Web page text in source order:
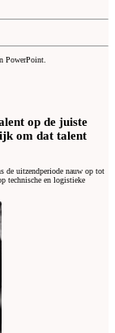
PowerPoint.
op de juiste
om dat talent
de uitzendperiode nauw op tot
technische en logistieke